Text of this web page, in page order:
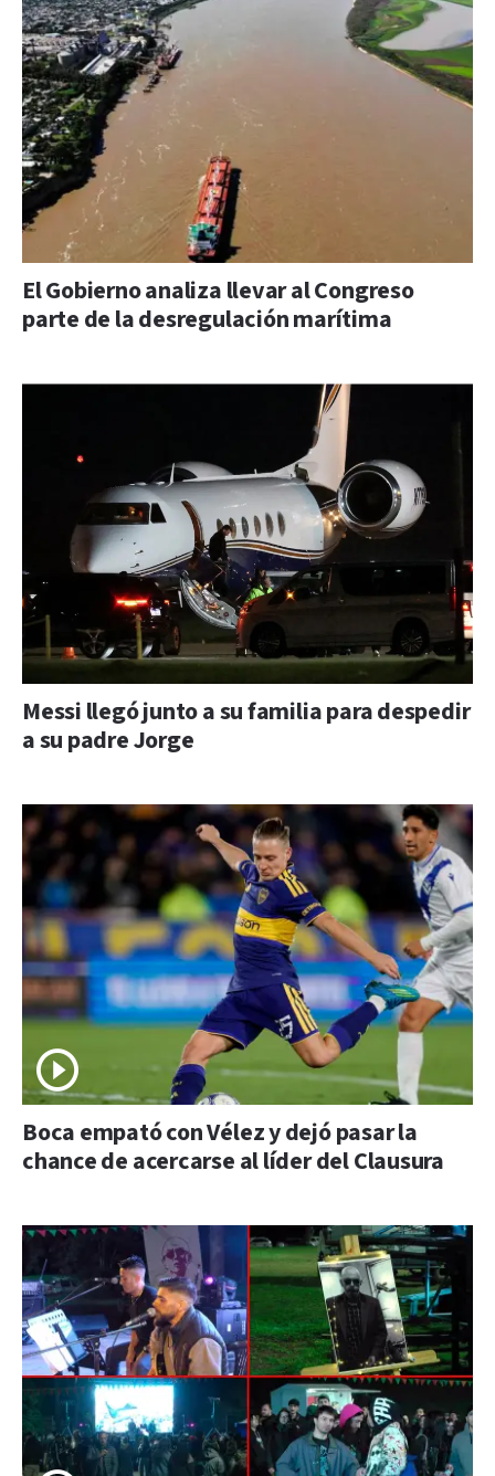
El Gobierno analiza llevar al Congreso
parte de la desregulación marítima
Messi llegó junto a su familia para despedir
a su padre Jorge
Boca empató con Vélez y dejó pasar la
chance de acercarse al líder del Clausura